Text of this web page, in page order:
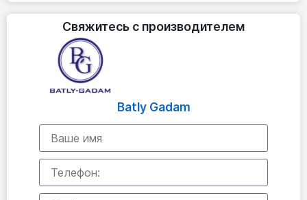
Свяжитесь с производителем
Batly Gadam